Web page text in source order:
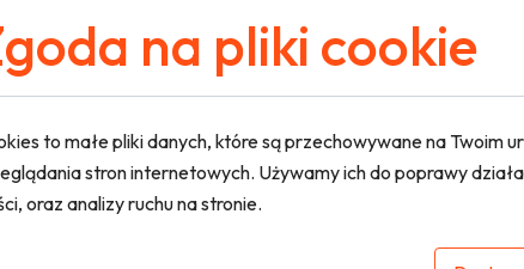
na pliki cookie
to małe pliki danych, które są przechowywane na Twoim
stron internetowych. Używamy ich do poprawy
oraz analizy ruchu na stronie.